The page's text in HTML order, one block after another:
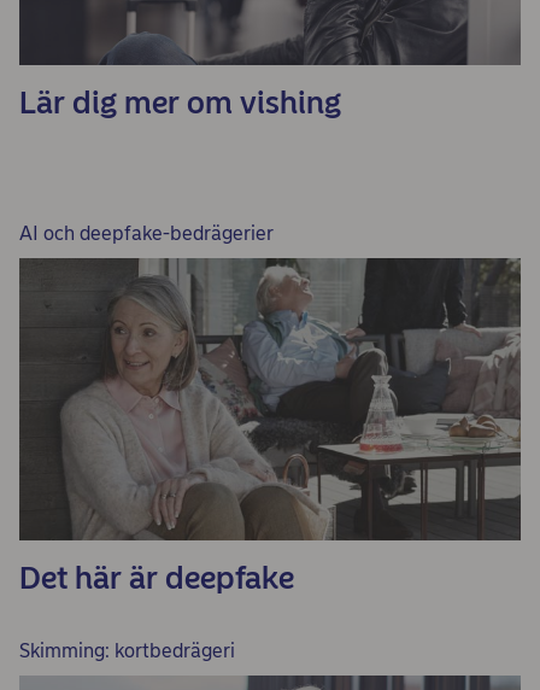
Lär dig mer om vishing
AI och deepfake-bedrägerier
Det här är deepfake
Skimming: kortbedrägeri